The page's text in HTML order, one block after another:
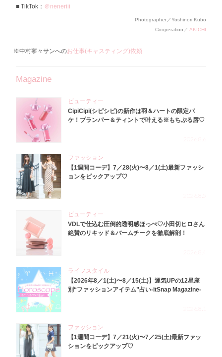
TikTok： ＠neneriii
Photographer／Yoshinori Kubo
Cooperation／ AKICHI
※中村寧々サンへのお仕事(キャスティング)依頼
Magazine
ビューティー
CipiCipi(シピシピ)の新作は羽＆ハートの限定パ
ケ！プランパー＆ティントで叶える※もちぷる唇♡
ファッション
【1週間コーデ】7／28(火)〜8／1(土)最新ファッシ
ョンをピックアップ♡
ビューティー
VDLで仕込む圧倒的透明感ほっぺ♡小田切ヒロさん
絶賛のリキッド＆バームチークを徹底解剖！
ライフスタイル
【2026年8／1(土)〜8／15(土)】運気UPの12星座
別“ファッションアイテム”占い-itSnap Magazine-
ファッション
【1週間コーデ】7／21(火)〜7／25(土)最新ファッ
ションをピックアップ♡